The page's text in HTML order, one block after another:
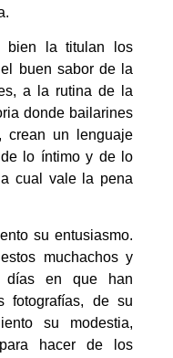
bien la titulan los
buen sabor de la
a la rutina de la
donde bailarines
crean un lenguaje
lo íntimo y de lo
cual vale la pena
su entusiasmo.
muchachos y
días en que han
fotografías, de su
su modestia,
hacer de los